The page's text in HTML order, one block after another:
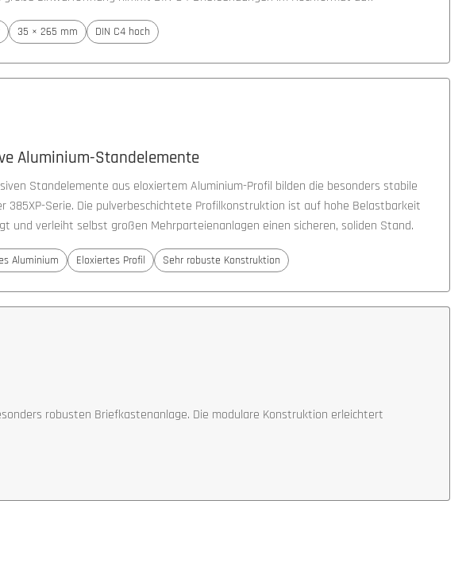
35 × 265 mm DIN C4 hoch
Aluminium-Standelemente
Standelemente aus eloxiertem Aluminium-Profil bilden die besonders stabile
385XP-Serie. Die pulverbeschichtete Profilkonstruktion ist auf hohe Belastbarkeit
und verleiht selbst großen Mehrparteienanlagen einen sicheren, soliden Stand.
Aluminium Eloxiertes Profil Sehr robuste Konstruktion
robusten Briefkastenanlage. Die modulare Konstruktion erleichtert